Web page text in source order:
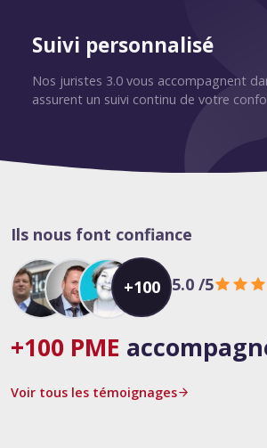
Suivi personnalisé
Nos juristes 3.0 vous accompagnent
assurent un suivi continu de votre
Ils nous font confiance
+100 5.0 /5
+100 PME
Voir tous les témoignages